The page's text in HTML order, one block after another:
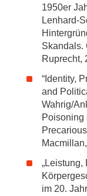
1950er
Lenhard-
Skandals.
Ruprecht,
“Identity,
and
Wahrig/
Poisoning
„Leistung,
im 20.